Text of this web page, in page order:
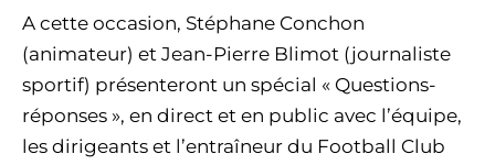
A cette occasion, Stéphane Conchon
(animateur) et Jean-Pierre Blimot (journaliste
sportif) présenteront un spécial « Questions-
réponses », en direct et en public avec l’équipe,
les dirigeants et l’entraîneur du Football Club